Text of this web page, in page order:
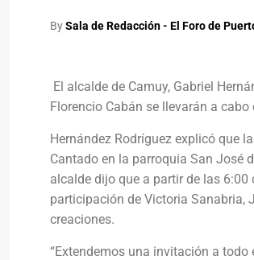
BySala de Redacción - El Foro de
El alcalde de Camuy, Gabriel
Florencio Cabán se llevarán a
Hernández Rodríguez explicó que
Cantado en la parroquia San José
alcalde dijo que a partir de las
participación de Victoria Sanabria,
creaciones.
“Extendemos una invitación a